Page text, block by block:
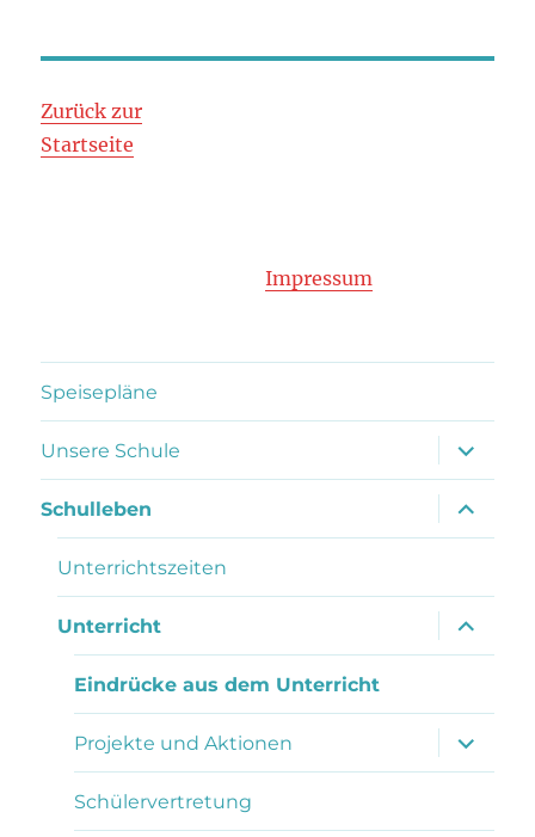
Zurück zur
Startseite
Impressum
Speisepläne
Unsere Schule
anzeigen
Schulleben
anzeigen
Unterrichtszeiten
Unterricht
anzeigen
Eindrücke aus dem Unterricht
Projekte und Aktionen
anzeigen
Schülervertretung